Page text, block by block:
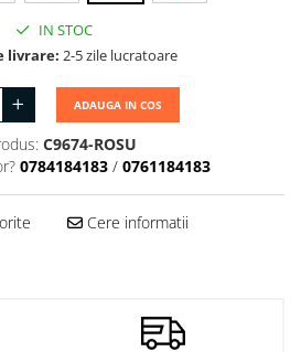
IN STOC
livrare: 2-5 zile lucratoare
ADAUGA IN COS
C9674-ROSU
0784184183 / 0761184183
Cere informatii